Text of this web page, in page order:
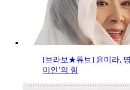
[브라보★튜브] 윤미라,
미인’의 힘